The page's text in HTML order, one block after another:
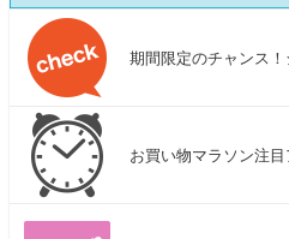
期間限定のチャンス
お買い物マラソン注